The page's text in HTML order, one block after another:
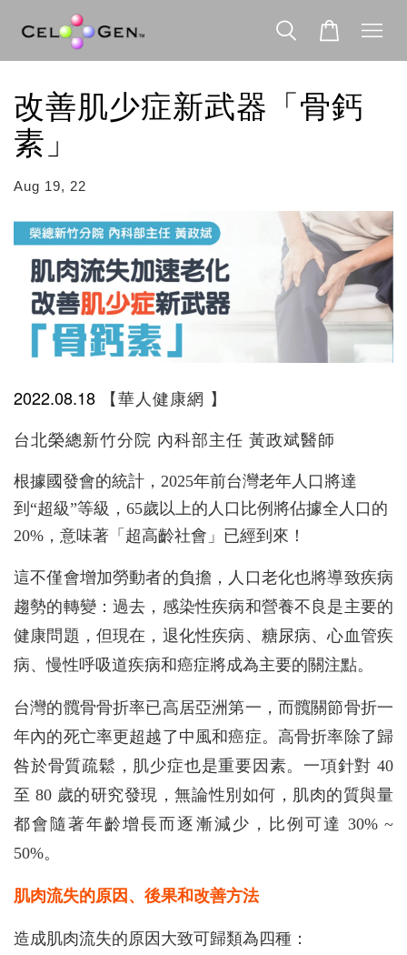
改善肌少症新武器「骨鈣
素」
Aug 19, 22
2022.08.18 【華人健康網 】
台北榮總新竹分院 內科部主任 黃政斌醫師
根據國發會的統計，2025年前台灣老年人口將達
到“超級”等級，65歲以上的人口比例將佔據全人口的
20%，意味著「超高齡社會」已經到來！
這不僅會增加勞動者的負擔，人口老化也將導致疾病
趨勢的轉變：過去，感染性疾病和營養不良是主要的
健康問題，但現在，退化性疾病、糖尿病、心血管疾
病、慢性呼吸道疾病和癌症將成為主要的關注點。
台灣的髖骨骨折率已高居亞洲第一，而髖關節骨折一
年內的死亡率更超越了中風和癌症。高骨折率除了歸
咎於骨質疏鬆，肌少症也是重要因素。一項針對 40
至 80 歲的研究發現，無論性別如何，肌肉的質與量
都會隨著年齡增長而逐漸減少，比例可達 30% ~
50%。
肌肉流失的原因、後果和改善方法
造成肌肉流失的原因大致可歸類為四種：